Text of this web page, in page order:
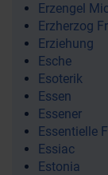
Erzengel
Erzherzog
Erziehung
Esche
Esoterik
Essen
Essener
Essentielle
Essiac
Estonia